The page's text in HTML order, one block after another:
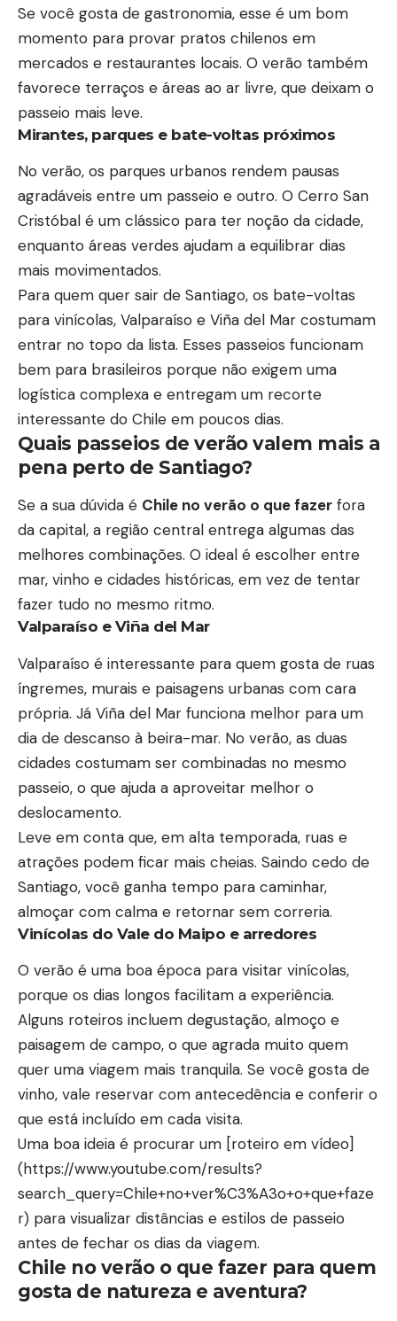
Se você gosta de gastronomia, esse é um bom
momento para provar pratos chilenos em
mercados e restaurantes locais. O verão também
favorece terraços e áreas ao ar livre, que deixam o
passeio mais leve.
Mirantes, parques e bate-voltas próximos
No verão, os parques urbanos rendem pausas
agradáveis entre um passeio e outro. O Cerro San
Cristóbal é um clássico para ter noção da cidade,
enquanto áreas verdes ajudam a equilibrar dias
mais movimentados.
Para quem quer sair de Santiago, os bate-voltas
para vinícolas, Valparaíso e Viña del Mar costumam
entrar no topo da lista. Esses passeios funcionam
bem para brasileiros porque não exigem uma
logística complexa e entregam um recorte
interessante do Chile em poucos dias.
Quais passeios de verão valem mais a
pena perto de Santiago?
Se a sua dúvida é Chile no verão o que fazer fora
da capital, a região central entrega algumas das
melhores combinações. O ideal é escolher entre
mar, vinho e cidades históricas, em vez de tentar
fazer tudo no mesmo ritmo.
Valparaíso e Viña del Mar
Valparaíso é interessante para quem gosta de ruas
íngremes, murais e paisagens urbanas com cara
própria. Já Viña del Mar funciona melhor para um
dia de descanso à beira-mar. No verão, as duas
cidades costumam ser combinadas no mesmo
passeio, o que ajuda a aproveitar melhor o
deslocamento.
Leve em conta que, em alta temporada, ruas e
atrações podem ficar mais cheias. Saindo cedo de
Santiago, você ganha tempo para caminhar,
almoçar com calma e retornar sem correria.
Vinícolas do Vale do Maipo e arredores
O verão é uma boa época para visitar vinícolas,
porque os dias longos facilitam a experiência.
Alguns roteiros incluem degustação, almoço e
paisagem de campo, o que agrada muito quem
quer uma viagem mais tranquila. Se você gosta de
vinho, vale reservar com antecedência e conferir o
que está incluído em cada visita.
Uma boa ideia é procurar um [roteiro em vídeo]
(https://www.youtube.com/results?
search_query=Chile+no+ver%C3%A3o+o+que+faze
r) para visualizar distâncias e estilos de passeio
antes de fechar os dias da viagem.
Chile no verão o que fazer para quem
gosta de natureza e aventura?